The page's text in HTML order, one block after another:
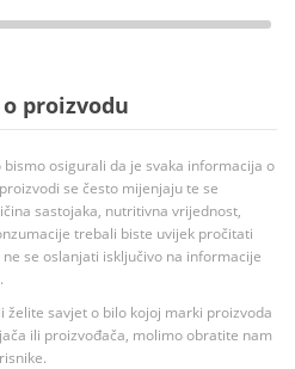
proizvodu
osigurali da je svaka informacija o
se često mijenjaju te se
sastojaka, nutritivna vrijednost,
trebali biste uvijek pročitati
se oslanjati isključivo na informacije
želite savjet o bilo kojoj marki proizvoda
ili proizvođača, molimo obratite nam